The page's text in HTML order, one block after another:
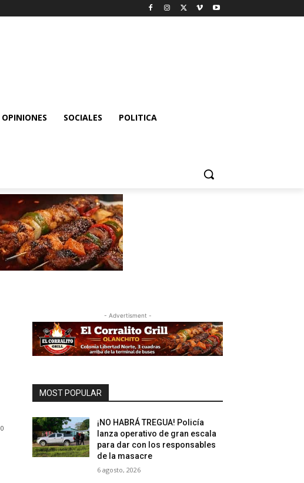
OPINIONES SOCIALES POLITICA
0
- Advertisment -
MOST POPULAR
¡NO HABRÁ TREGUA! Policía
lanza operativo de gran escala
para dar con los responsables
de la masacre
6 agosto, 2026